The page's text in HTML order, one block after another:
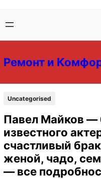
содержимому
содержимому
Ремонт и
Uncategorised
Павел Майков —
известного
счастливый
женой, чадо,
— все